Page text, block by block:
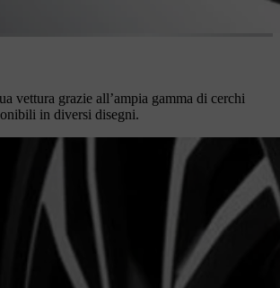
vettura grazie all’ampia gamma di cerchi
in diversi disegni.